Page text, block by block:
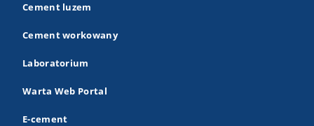
Cement luzem
Cement workowany
Laboratorium
Warta Web Portal
E-cement